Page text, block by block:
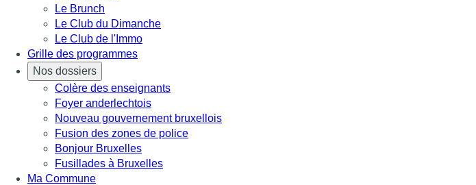
Le Brunch
Le Club du Dimanche
Le Club de l'Immo
Grille des programmes
Nos dossiers
Colère des enseignants
Foyer anderlechtois
Nouveau gouvernement bruxellois
Fusion des zones de police
Bonjour Bruxelles
Fusillades à Bruxelles
Ma Commune